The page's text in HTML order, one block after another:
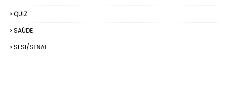
QUIZ
SAÚDE
SESI/SENAI